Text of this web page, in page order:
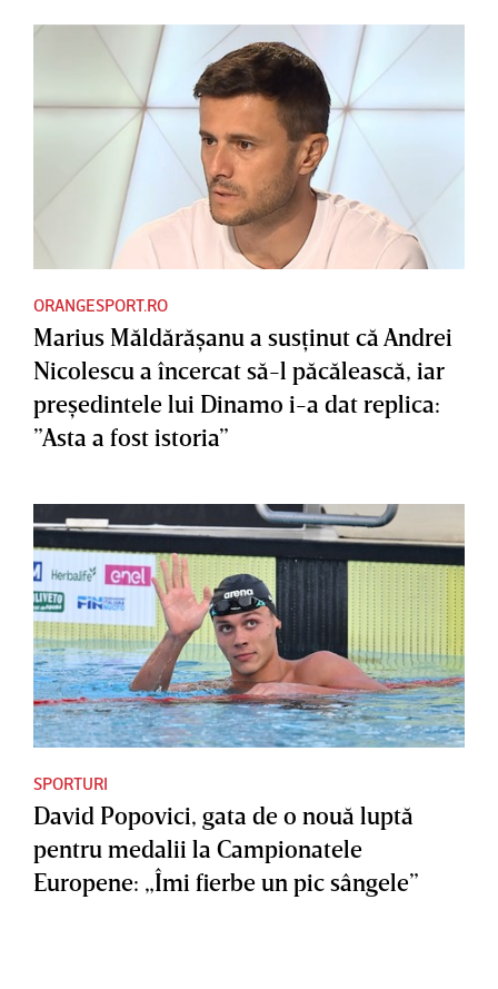
ORANGESPORT.RO
Marius Măldărăşanu a susţinut că Andrei
Nicolescu a încercat să-l păcălească, iar
preşedintele lui Dinamo i-a dat replica:
”Asta a fost istoria”
SPORTURI
David Popovici, gata de o nouă luptă
pentru medalii la Campionatele
Europene: „Îmi fierbe un pic sângele”